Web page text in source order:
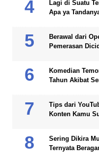
Lagi di Suatu
Apa ya
Berawal dari
Pemerasan
Komedian
Tahun Akibat
Tips dari
Konten Kamu
Sering Dikira
Ternyata